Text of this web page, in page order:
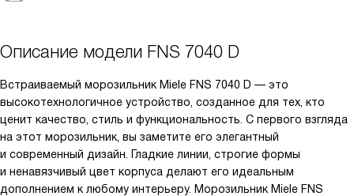
Описание модели FNS 7040 D
Встраиваемый морозильник Miele FNS 7040 D — это
высокотехнологичное устройство, созданное для тех, кто
ценит качество, стиль и функциональность. С первого взгляда
на этот морозильник, вы заметите его элегантный
и современный дизайн. Гладкие линии, строгие формы
и ненавязчивый цвет корпуса делают его идеальным
дополнением к любому интерьеру. Морозильник Miele FNS